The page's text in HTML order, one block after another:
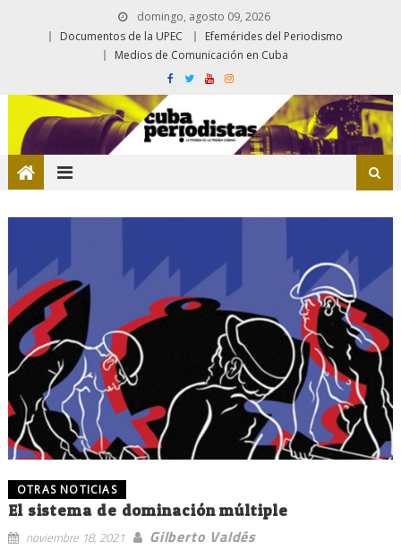
domingo, agosto 09, 2026
Documentos de la UPEC
Efemérides del Periodismo
Medios de Comunicación en Cuba
OTRAS NOTICIAS
El sistema de dominación múltiple
noviembre 18, 2021
Gilberto Valdés